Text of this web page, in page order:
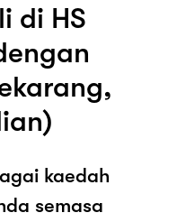
di HS
kaedah
semasa